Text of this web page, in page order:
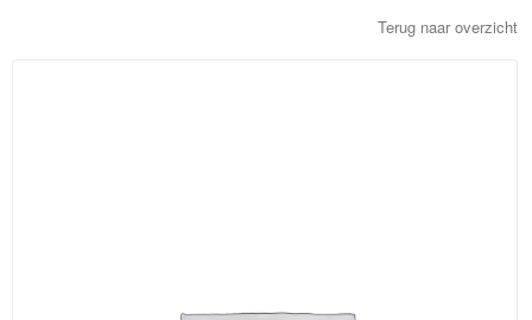
Terug naar overzicht